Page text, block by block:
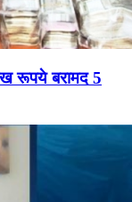
रूपये बरामद 5